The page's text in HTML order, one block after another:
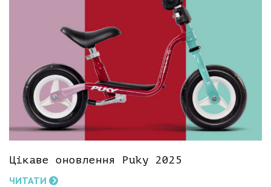
Цікаве оновлення Puky 2025
ЧИТАТИ